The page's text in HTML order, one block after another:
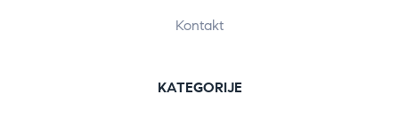
Kontakt
KATEGORIJE